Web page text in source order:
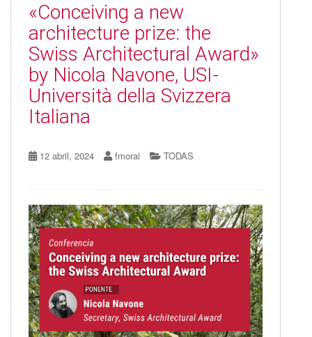
«Conceiving a new
architecture prize: the
Swiss Architectural Award»
by Nicola Navone, USI-
Università della Svizzera
Italiana
12 abril, 2024 fmoral TODAS